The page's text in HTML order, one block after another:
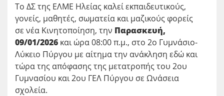
Το ΔΣ της ΕΛΜΕ Ηλείας καλεί εκπαιδευτικούς,
γονείς, μαθητές, σωματεία και μαζικούς φορείς
σε νέα Κινητοποίηση, την Παρασκευή,
09/01/2026 και ώρα 08:00 π.μ., στο 2ο Γυμνάσιο-
Λύκειο Πύργου με αίτημα την ανάκληση εδώ και
τώρα της απόφασης της μετατροπής του 2ου
Γυμνασίου και 2ου ΓΕΛ Πύργου σε Ωνάσεια
σχολεία.